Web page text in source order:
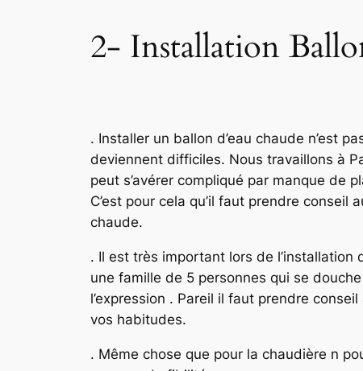
2- Installation
. Installer un ballon d’eau chaude n’est
deviennent difficiles. Nous travaillons à
peut s’avérer compliqué par manque de
C’est pour cela qu’il faut prendre
chaude.
. Il est très important lors de l’installation
une famille de 5 personnes qui se
l’expression . Pareil il faut prendre
vos habitudes.
. Même chose que pour la chaudière n